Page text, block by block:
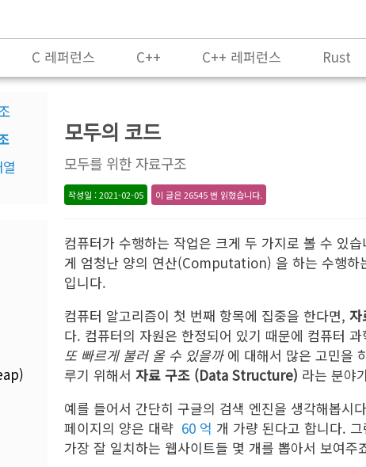
C 레퍼런스 C++ C++ 레퍼런스 Rust
모두의 코드
모두를 위한 자료구조
작성일 : 2021-02-05 이 글은 26545 번 읽혔습니다.
컴퓨터가 수행하는 작업은 크게 두 가지로 볼 수 있
게 엄청난 양의 연산(Computation) 을 하는 수행하
입니다.
컴퓨터 알고리즘이 첫 번째 항목에 집중을 한다면, 자
다. 컴퓨터의 자원은 한정되어 있기 때문에 컴퓨터 과
또 빠르게 불러 올 수 있을까에 대해서 많은 고민을
루기 위해서 자료 구조 (Data Structure) 라는 분야
예를 들어서 간단히 구글의 검색 엔진을 생각해봅시
페이지의 양은 대략 60 억 개 가량 된다고 합니다.
가장 잘 일치하는 웹사이트들 몇 개를 뽑아서 보여주